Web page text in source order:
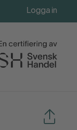
Logga in